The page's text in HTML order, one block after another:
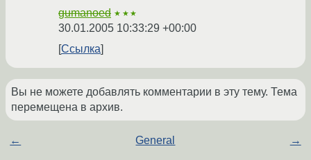
gumanoed ★★★
30.01.2005 10:33:29 +00:00
Ссылка
Вы не можете добавлять комментарии в эту тему. Тема
перемещена в архив.
← General →